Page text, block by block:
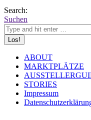
Search:
Suchen
ABOUT
MARKTPLÄTZE
STORIES
Impressum